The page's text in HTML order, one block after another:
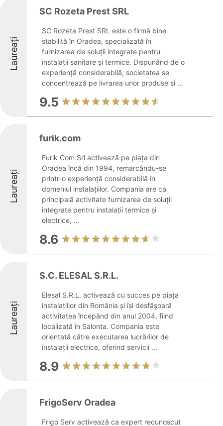
Laureați
SC Rozeta Prest SRL
SC Rozeta Prest SRL este o firmă bine
stabilită în Oradea, specializată în
furnizarea de soluții integrate pentru
instalații sanitare și termice. Dispunând de o
experiență considerabilă, societatea se
concentrează pe livrarea unor produse și ...
9.5
Laureați
furik.com
Furik Com Srl activează pe piața din
Oradea încă din 1994, remarcându-se
printr-o experiență considerabilă în
domeniul instalațiilor. Compania are ca
principală activitate furnizarea de soluții
integrate pentru instalații termice și
electrice, ...
8.6
Laureați
S.C. ELESAL S.R.L.
Elesal S.R.L. activează cu succes pe piața
instalațiilor din România și își desfășoară
activitatea începând din anul 2004, fiind
localizată în Salonta. Compania este
orientată către executarea lucrărilor de
instalații electrice, oferind servicii ...
8.9
FrigoServ Oradea
Frigo Serv activează ca expert recunoscut